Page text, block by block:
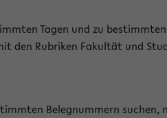
Tagen und zu
den Rubriken Fakultät und
Belegnummern